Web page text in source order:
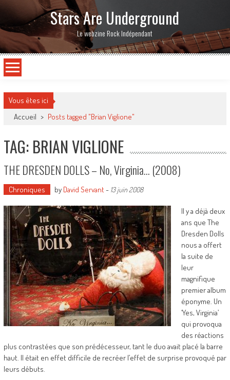
Stars Are Underground
Le webzine Rock Indépendant
Vous êtes ici
Accueil > Posts tagged "Brian Viglione"
TAG: BRIAN VIGLIONE
THE DRESDEN DOLLS – No, Virginia… (2008)
Chroniques by David Servant- 13 juin 2008
Il y a déjà deux
ans que The
Dresden Dolls
nous a offert
la suite de
leur
magnifique
premier album
éponyme. Un
‘Yes, Virginia’
qui provoqua
des réactions
plus contrastées que son prédécesseur, tant le duo avait placé la barre
haut. Il était en effet difficile de recréer l’effet de surprise provoqué par
leurs débuts.